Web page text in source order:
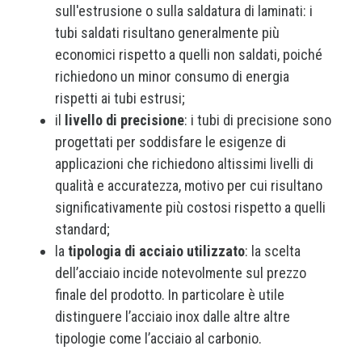
sull'estrusione o sulla saldatura di laminati: i
tubi saldati risultano generalmente più
economici rispetto a quelli non saldati, poiché
richiedono un minor consumo di energia
rispetti ai tubi estrusi;
il livello di precisione: i tubi di precisione sono
progettati per soddisfare le esigenze di
applicazioni che richiedono altissimi livelli di
qualità e accuratezza, motivo per cui risultano
significativamente più costosi rispetto a quelli
standard;
la tipologia di acciaio utilizzato: la scelta
dell’acciaio incide notevolmente sul prezzo
finale del prodotto. In particolare è utile
distinguere l’acciaio inox dalle altre altre
tipologie come l’acciaio al carbonio.